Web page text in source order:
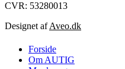
CVR: 53280013
Designet afAveo.dk
Forside
Om AUTIG